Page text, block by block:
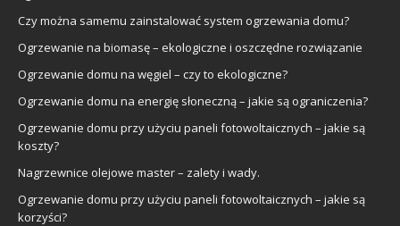
Czy można samemu zainstalować system ogrzewania domu?
Ogrzewanie na biomasę – ekologiczne i oszczędne rozwiązanie
Ogrzewanie domu na węgiel – czy to ekologiczne?
Ogrzewanie domu na energię słoneczną – jakie są ograniczenia?
Ogrzewanie domu przy użyciu paneli fotowoltaicznych – jakie są
koszty?
Nagrzewnice olejowe master – zalety i wady.
Ogrzewanie domu przy użyciu paneli fotowoltaicznych – jakie są
korzyści?